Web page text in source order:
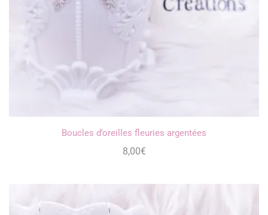
Boucles d’oreilles fleuries argentées
8,00€